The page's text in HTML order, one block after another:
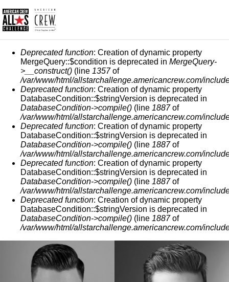
MENSAJE DE ERROR
Deprecated function: Creation of dynamic property
MergeQuery::$condition is deprecated in MergeQuery-
>__construct() (line 1357of
/var/www/html/allstarchallenge.americancrew.com/
Deprecated function: Creation of dynamic property
DatabaseCondition::$stringVersion is deprecated in
DatabaseCondition->compile() (line 1887of
/var/www/html/allstarchallenge.americancrew.com/
Deprecated function: Creation of dynamic property
DatabaseCondition::$stringVersion is deprecated in
DatabaseCondition->compile() (line 1887of
/var/www/html/allstarchallenge.americancrew.com/
Deprecated function: Creation of dynamic property
DatabaseCondition::$stringVersion is deprecated in
DatabaseCondition->compile() (line 1887of
/var/www/html/allstarchallenge.americancrew.com/
Deprecated function: Creation of dynamic property
DatabaseCondition::$stringVersion is deprecated in
DatabaseCondition->compile() (line 1887of
/var/www/html/allstarchallenge.americancrew.com/